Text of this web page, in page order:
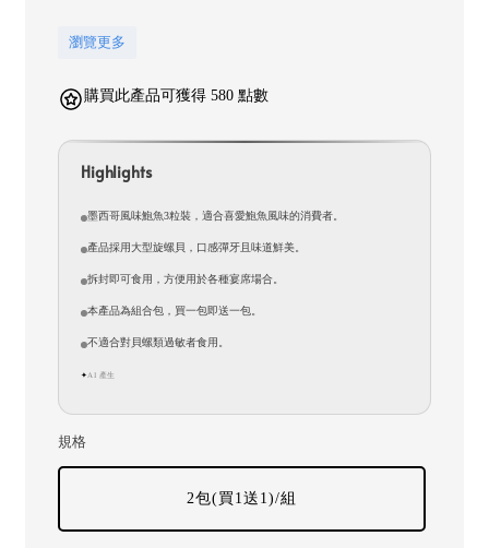
瀏覽更多
購買此產品可獲得 580 點數
Highlights
墨西哥風味鮑魚3粒裝，適合喜愛鮑魚風味的消費者。
產品採用大型旋螺貝，口感彈牙且味道鮮美。
拆封即可食用，方便用於各種宴席場合。
本產品為組合包，買一包即送一包。
不適合對貝螺類過敏者食用。
✦AI 產生
規格
2包(買1送1)/組